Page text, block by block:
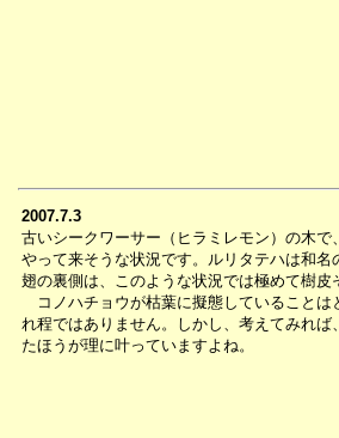
2007.7.3
古いシークワーサー（ヒラミレモン）の木
やって来そうな状況です。ルリタテハは和
翅の裏側は、このような状況では極めて樹皮
コノハチョウが枯葉に擬態していることは
れ程ではありません。しかし、考えてみれ
たほうが理に叶っていますよね。